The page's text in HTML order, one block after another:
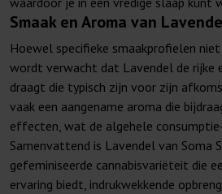
Smaak en Aroma van
Hoewel specifieke smaakprofielen
wordt verwacht dat Lavendel de rijke
draagt die typisch zijn voor zijn
vaak een aangename aroma die
effecten, wat de algehele
Samenvattend is Lavendel van Soma
gefeminiseerde cannabisvariëteit die
ervaring biedt, indrukwekkende